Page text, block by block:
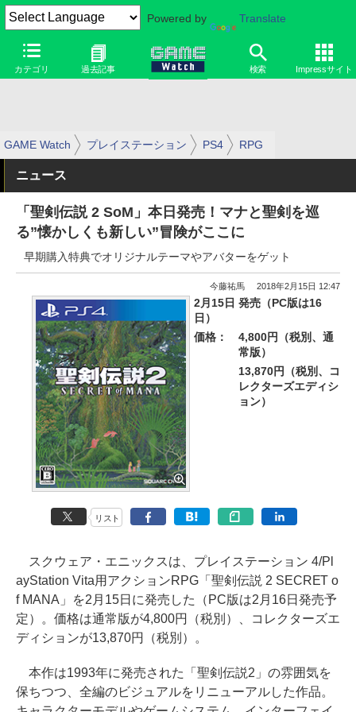
Powered by Translate
カテゴリ 過去記事 検索 Impressサイト
GAME Watch プレイステーション PS4 RPG
ニュース
「聖剣伝説 2 SoM」本日発売！マナと聖剣を巡
る”懐かしくも新しい”冒険がここに
早期購入特典でオリジナルテーマやアバターをゲット
今藤祐馬 2018年2月15日 12:47
2月15日 発売（PC版は16
日）
価格：
4,800円（税別、通
常版）
13,870円（税別、コ
レクターズエディシ
ョン）
リスト
スクウェア・エニックスは、プレイステーション 4/Pl
ayStation Vita用アクションRPG「聖剣伝説 2 SECRET o
f MANA」を2月15日に発売した（PC版は2月16日発売予
定）。価格は通常版が4,800円（税別）、コレクターズエ
ディションが13,870円（税別）。
本作は1993年に発売された「聖剣伝説2」の雰囲気を
保ちつつ、全編のビジュアルをリニューアルした作品。